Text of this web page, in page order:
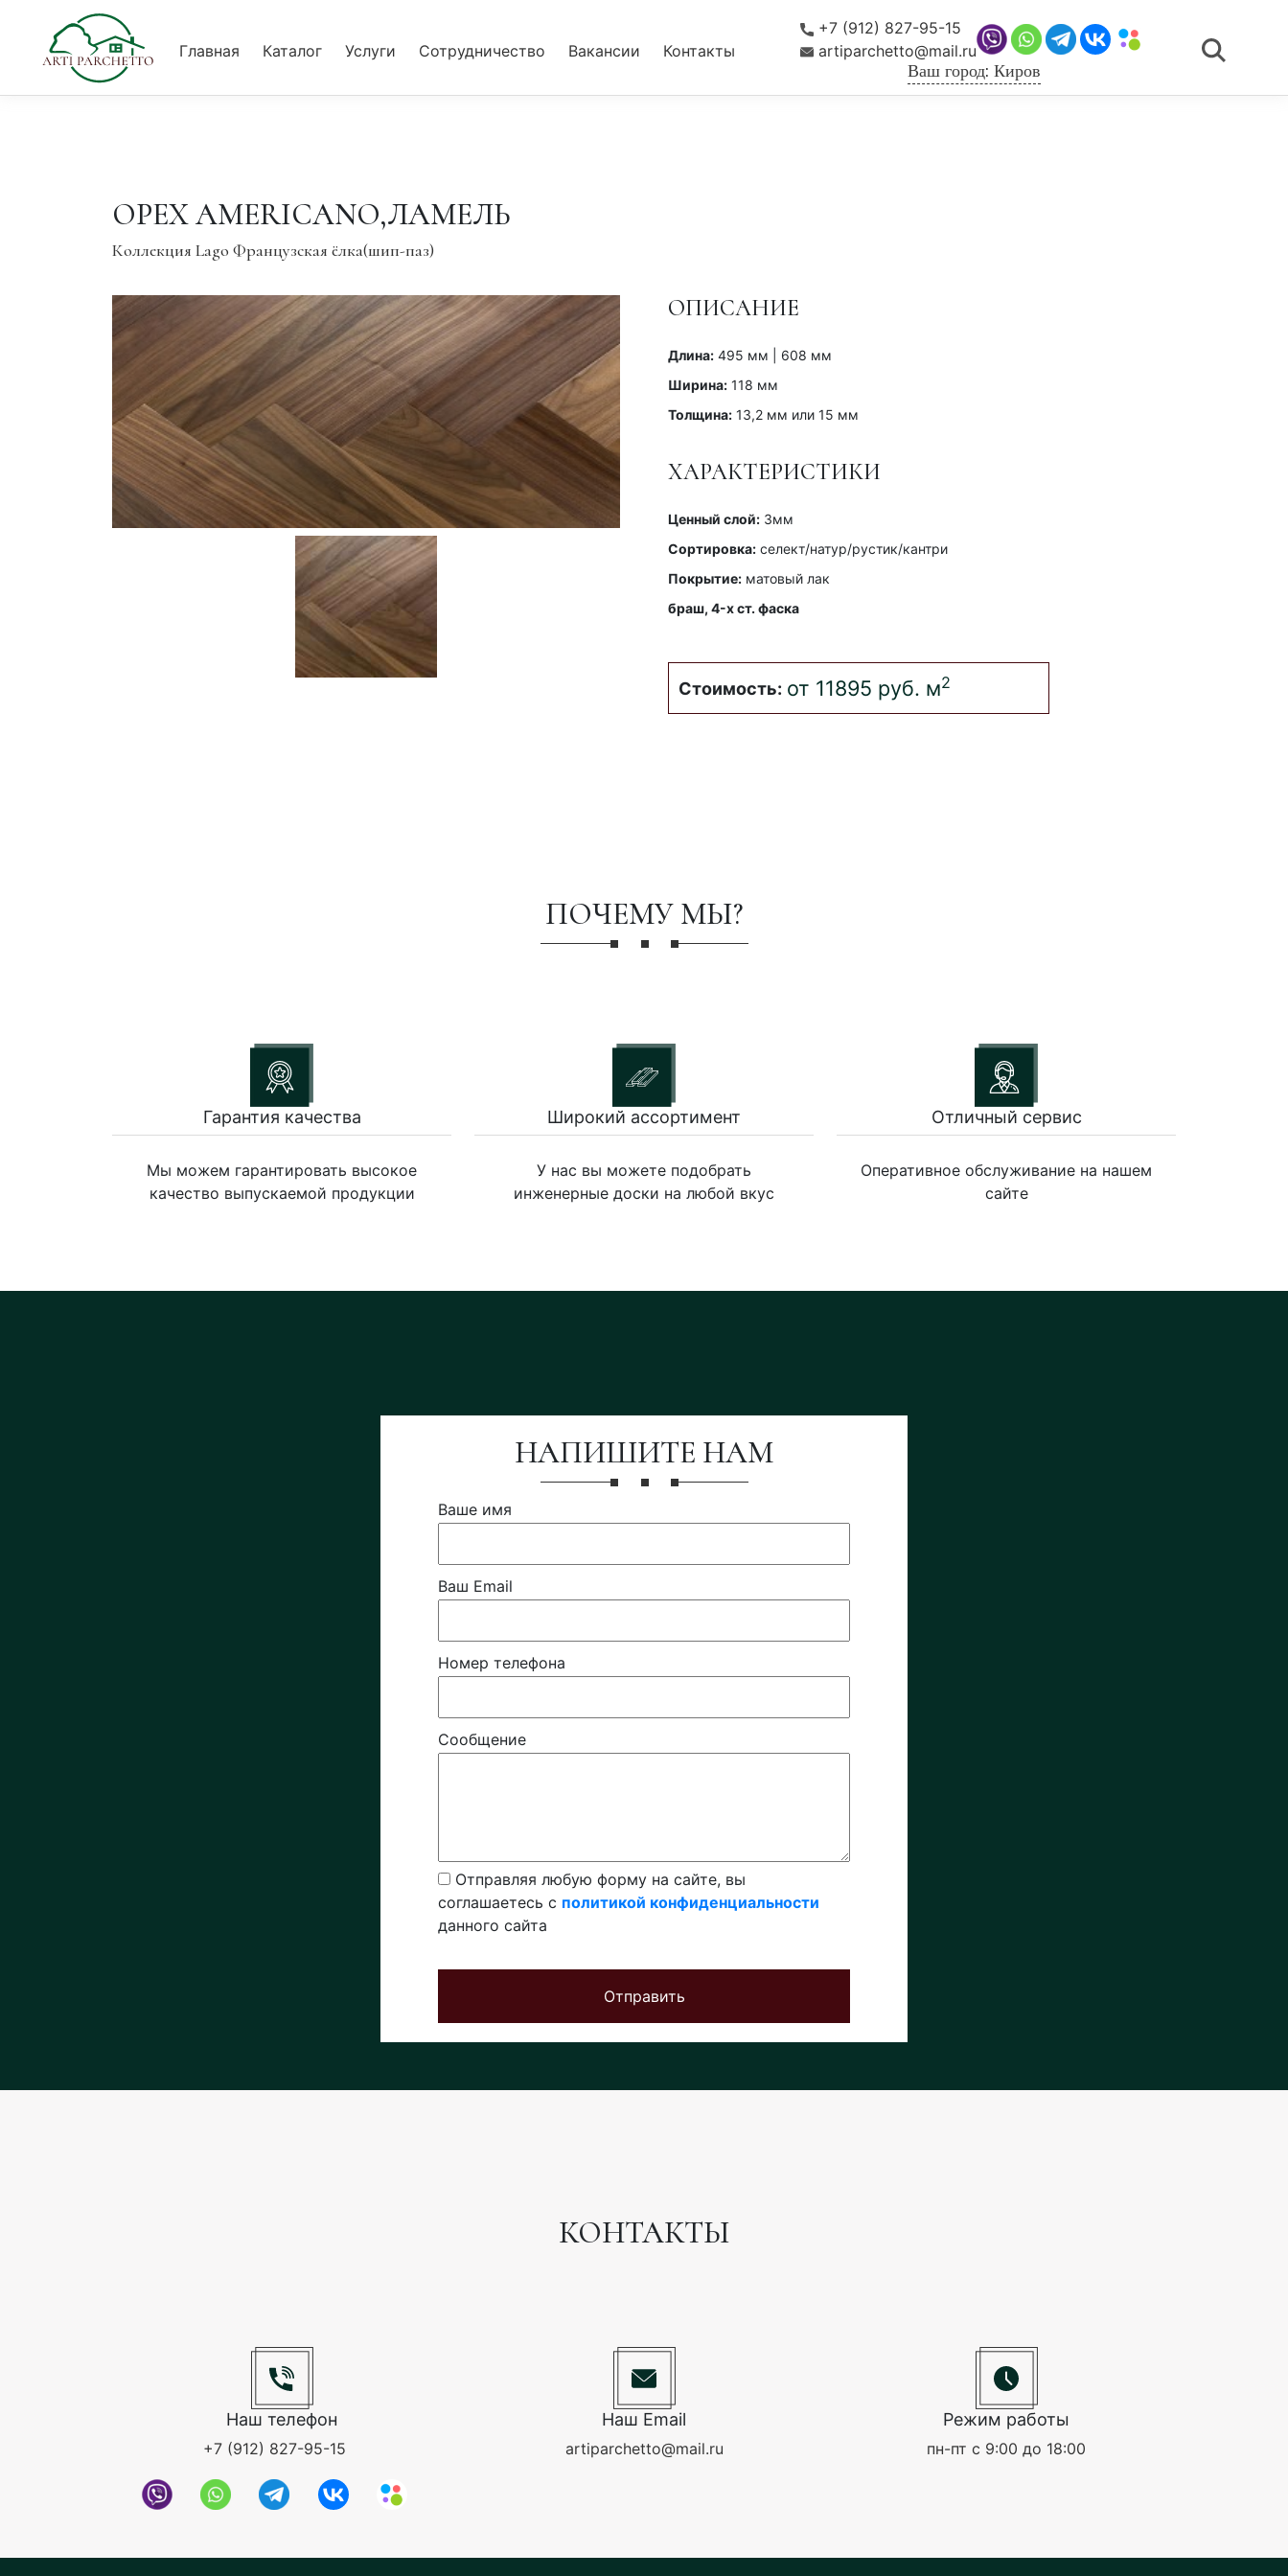
Главная Каталог Услуги Сотрудничество Вакансии Контакты
Главная Каталог Услуги Сотрудничество Вакансии Контакты
+7 (912) 827-95-15
artiparchetto@mail.ru
Ваш город: Киров
ОРЕХ AMERICANO,ЛАМЕЛЬ
Коллекция Lago Французская ёлка(шип-паз)
ОПИСАНИЕ
Длина: 495 мм | 608 мм
Ширина: 118 мм
Толщина: 13,2 мм или 15 мм
ХАРАКТЕРИСТИКИ
Ценный слой: 3мм
Сортировка: селект/натур/рустик/кантри
Покрытие: матовый лак
браш, 4-x ст. фаска
Стоимость: от 11895 руб. м2
ПОЧЕМУ МЫ?
Гарантия качества
Мы можем гарантировать высокое
качество выпускаемой продукции
Широкий ассортимент
У нас вы можете подобрать
инженерные доски на любой вкус
Отличный сервис
Оперативное обслуживание на нашем
сайте
НАПИШИТЕ НАМ
Ваше имя
Ваш Email
Номер телефона
Сообщение
Отправляя любую форму на сайте, вы
соглашаетесь с политикой конфиденциальности
данного сайта
Отправить
КОНТАКТЫ
Наш телефон
+7 (912) 827-95-15
Наш Email
artiparchetto@mail.ru
Режим работы
пн-пт с 9:00 до 18:00